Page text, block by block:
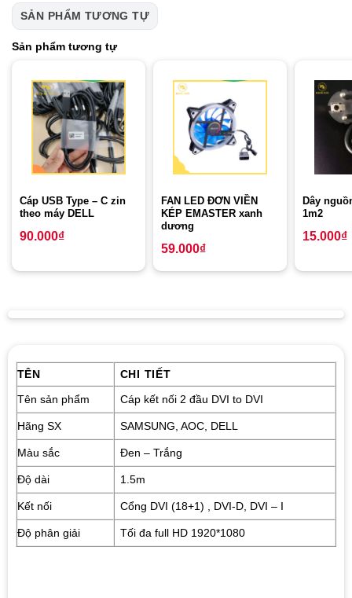
SẢN PHẨM TƯƠNG TỰ
Sản phẩm tương tự
Cáp USB Type – C zin
theo máy DELL
90.000₫
FAN LED ĐƠN VIỀN
KÉP EMASTER xanh
dương
59.000₫
Dây
1m2
15.000₫
TÊN
CHI TIẾT
Tên sản phẩm
Cáp kết nối 2 đầu DVI to DVI
Hãng SX SAMSUNG, AOC, DELL
Màu sắc Đen – Trắng
Độ dài 1.5m
Kết nối Cổng DVI (18+1) , DVI-D, DVI – I
Độ phân giải Tối đa full HD 1920*1080